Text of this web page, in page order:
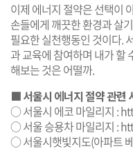
이제 에너지 절약은 선택이
손들에게 깨끗한 환경과 살
필요한 실천행동인 것이다.
과 교육에 참여하며 내가 할
해보는 것은 어떨까.
■ 서울시 에너지 절약 관련
○ 서울시 에코 마일리지 :
○ 서울 승용차 마일리지 :
○ 서울시햇빛지도(아파트